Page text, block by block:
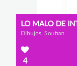
LO MALO DE
Dibujos, Soufian
4